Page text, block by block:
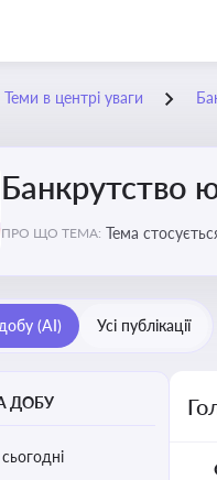
Теми в центрі уваги
Банкрутство
ПРО ЩО ТЕМА: Тема
(AI) Усі публікації
ДОБУ